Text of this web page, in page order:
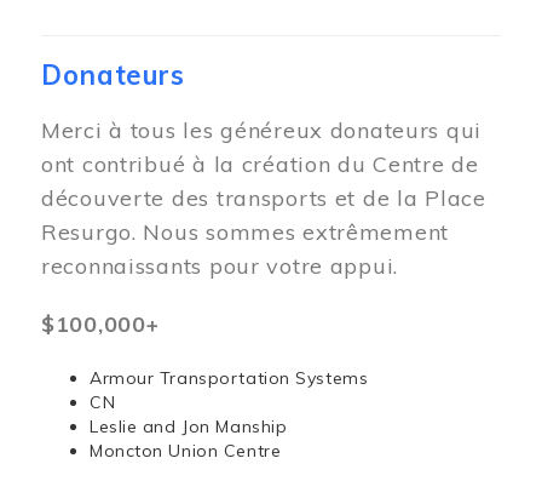
Donateurs
Merci à tous les généreux donateurs qui
ont contribué à la création du Centre de
découverte des transports et de la Place
Resurgo. Nous sommes extrêmement
reconnaissants pour votre appui.
$100,000+
Armour Transportation Systems
CN
Leslie and Jon Manship
Moncton Union Centre